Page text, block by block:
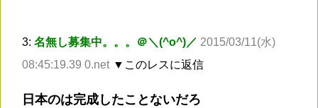
3: 名無し募集中。。。＠＼(^o^)／ 2015/03/11(水)
08:45:19.39 0.net ▼このレスに返信
日本のは完成したことないだろ